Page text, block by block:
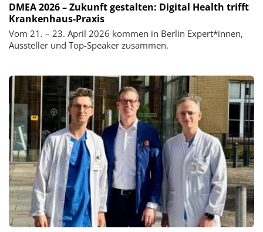
DMEA 2026 – Zukunft gestalten: Digital Health trifft
Krankenhaus-Praxis
Vom 21. – 23. April 2026 kommen in Berlin Expert*innen,
Aussteller und Top-Speaker zusammen.